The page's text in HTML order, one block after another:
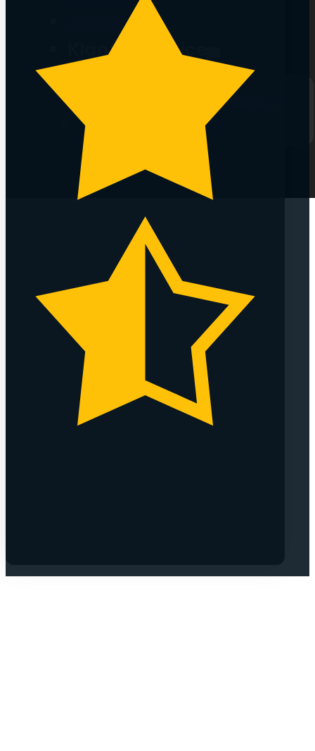
Zakelijk
Klantenservice
Veelgestelde vragen
Mijn account